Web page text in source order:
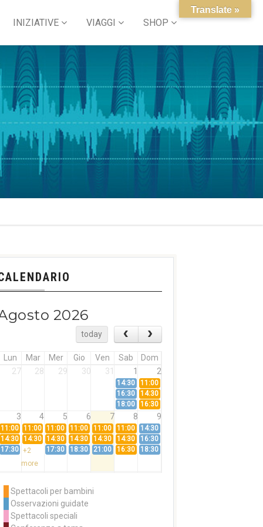
INIZIATIVE VIAGGI SHOP
2026
today
Lun Mar Mer Gio Ven Sab
Dom
27
28 29 30 31 1 2
14:30
11:00
16:30
14:30
18:00
16:30
3 4 5 6 7 8 9
11:00 11:00 11:00 11:00 11:00 11:00
14:30
14:30 14:30 14:30 14:30 14:30 14:30
16:30
17:30 +2
more
17:30 18:30 21:00 16:30 18:30
11:00
14:30
+3
more
Spettacoli per bambini
Osservazioni guidate
Spettacoli speciali
Translate »